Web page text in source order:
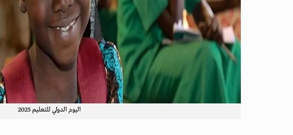
اليوم الدولي للتعليم 2025